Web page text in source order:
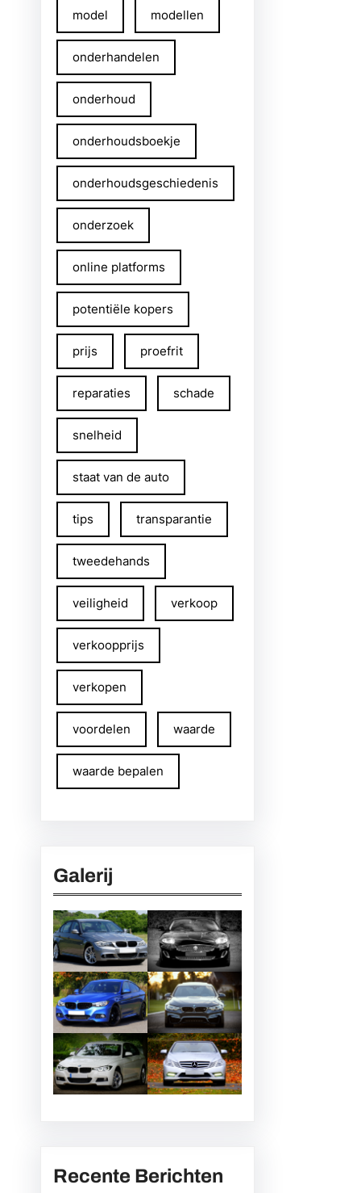
model modellen
onderhandelen
onderhoud
onderhoudsboekje
onderhoudsgeschiedenis
onderzoek
online platforms
potentiële kopers
prijs proefrit
reparaties schade
snelheid
staat van de auto
tips transparantie
tweedehands
veiligheid verkoop
verkoopprijs
verkopen
voordelen waarde
waarde bepalen
Galerij
Recente Berichten